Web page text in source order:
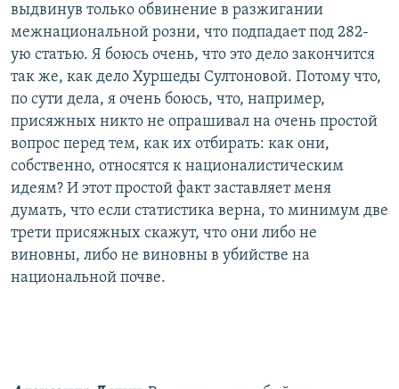
выдвинув только обвинение в разжигании
межнациональной розни, что подпадает под 282-
ую статью. Я боюсь очень, что это дело закончится
так же, как дело Хуршеды Султоновой. Потому что,
по сути дела, я очень боюсь, что, например,
присяжных никто не опрашивал на очень простой
вопрос перед тем, как их отбирать: как они,
собственно, относятся к националистическим
идеям? И этот простой факт заставляет меня
думать, что если статистика верна, то минимум две
трети присяжных скажут, что они либо не
виновны, либо не виновны в убийстве на
национальной почве.